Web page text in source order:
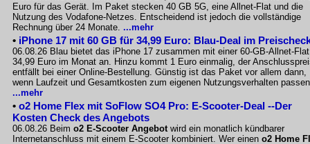
Euro für das Gerät. Im Paket stecken 40 GB 5G, eine Allnet-Flat und die
Nutzung des Vodafone-Netzes. Entscheidend ist jedoch die vollständige
Rechnung über 24 Monate. ...mehr
• iPhone 17 mit 60 GB für 34,99 Euro: Blau-Deal im
06.08.26 Blau bietet das iPhone 17 zusammen mit einer 60-GB-Allnet-
34,99 Euro im Monat an. Hinzu kommt 1 Euro einmalig, der
entfällt bei einer Online-Bestellung. Günstig ist das Paket vor allem dann,
wenn Laufzeit und Gesamtkosten zum eigenen Nutzungsverhalten
...mehr
• o2 Home Flex mit SoFlow SO4 Pro: E-Scooter-Deal --Der
Kosten Check des Angebots
06.08.26 Beim o2 E-Scooter Angebotwird ein monatlich kündbarer
Internetanschluss mit einem E-Scooter kombiniert. Wer einen o2 Home